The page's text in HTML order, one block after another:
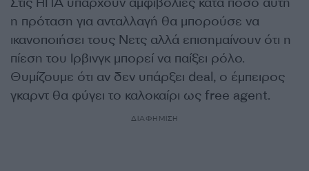
η πρόταση για ανταλλαγή θα μπορούσε να
ικανοποιήσει τους Νετς αλλά επισημαίνουν ότι η
πίεση του Ιρβινγκ μπορεί να παίξει ρόλο.
Θυμίζουμε ότι αν δεν υπάρξει deal, ο έμπειρος
γκαρντ θα φύγει το καλοκαίρι ως free agent.
ΔΙΑΦΗΜΙΣΗ